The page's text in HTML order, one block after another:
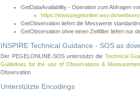
GetDataAvailability - Operation zum Abfragen
https://www.pegelonline.wsv.de/
GetObservation liefert die Messwerte
GetObservation ohne einen Zeitfilter liefert nur
INSPIRE Technical Guidance - SOS as
Der PEGELONLINE-SOS unterstützt die Technical
Guidelines for the use of Observations &
Observation
Unterstützte Encodings